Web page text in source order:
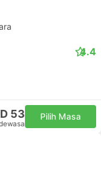
4.4
53 Pilih Masa